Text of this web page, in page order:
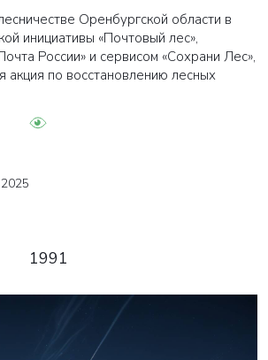
Оренбургской области в
инициативы «Почтовый лес»,
России» и сервисом «Сохрани Лес»,
акция по восстановлению лесных
1991